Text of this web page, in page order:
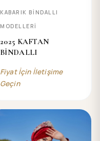
KABARIK BİNDALLI
MODELLERİ
2025 KAFTAN
BİNDALLI
Fiyat İçin İletişime
Geçin